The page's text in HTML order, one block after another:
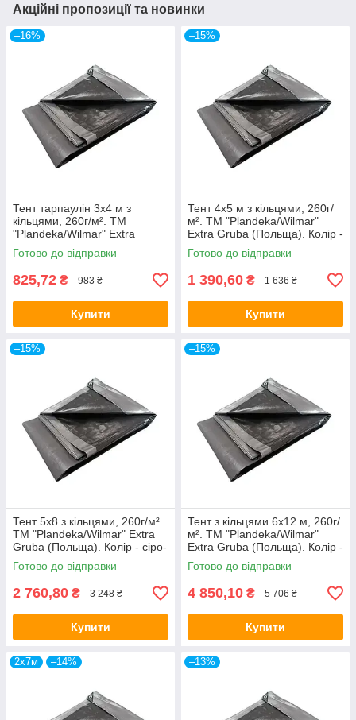
Акційні пропозиції та новинки
–16%
Тент тарпаулін 3х4 м з
кільцями, 260г/м². ТМ
"Plandeka/Wilmar" Extra
Gruba (Польща). Колір - сіро-
чорний, +/- 5%.
Готово до відправки
825,72 ₴ 983 ₴
Купити
–15%
Тент 4х5 м з кільцями, 260г/
м². ТМ "Plandeka/Wilmar"
Extra Gruba (Польща). Колір -
сіро-чорний, +/- 5%.
Готово до відправки
1 390,60 ₴ 1 636 ₴
Купити
–15%
Тент 5х8 з кільцями, 260г/м².
ТМ "Plandeka/Wilmar" Extra
Gruba (Польща). Колір - сіро-
чорний, +/- 5%.
Готово до відправки
2 760,80 ₴ 3 248 ₴
Купити
–15%
Тент з кільцями 6х12 м, 260г/
м². ТМ "Plandeka/Wilmar"
Extra Gruba (Польща). Колір -
сіро-чорний, +/- 5%.
Готово до відправки
4 850,10 ₴ 5 706 ₴
Купити
2х7м –14% –13%